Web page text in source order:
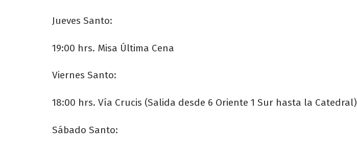
Jueves Santo:
19:00 hrs. Misa Última Cena
Viernes Santo:
18:00 hrs. Vía Crucis (Salida desde 6 Oriente 1 Sur hasta la Catedral)
Sábado Santo: